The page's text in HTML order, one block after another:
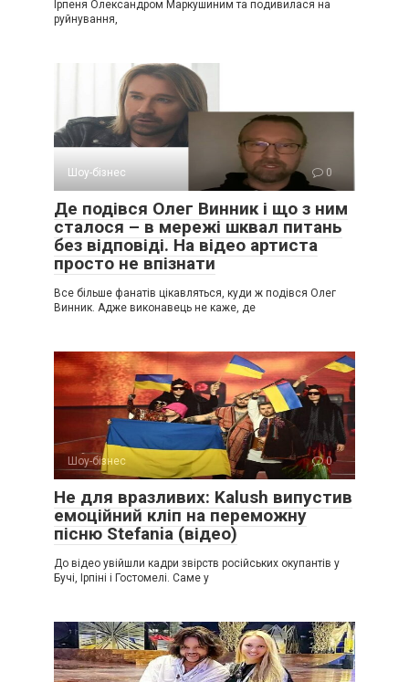
Ірпеня Олександром Маркушиним та подивилася на
руйнування,
Шоу-бізнес 0
Де подівся Олег Винник і що з ним
сталося – в мережі шквал питань
без відповіді. На відео артиста
просто не впізнати
Все більше фанатів цікавляться, куди ж подівся Олег
Винник. Адже виконавець не каже, де
Шоу-бізнес 0
Не для вразливих: Kalush випустив
емоційний кліп на переможну
пісню Stefania (відео)
До відео увійшли кадри звірств російських окупантів у
Бучі, Ірпіні і Гостомелі. Саме у